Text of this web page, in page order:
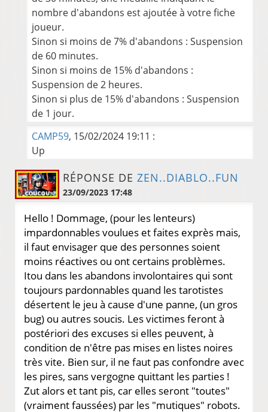
nombre d'abandons est ajoutée à votre fiche
joueur.
Sinon si moins de 7% d'abandons : Suspension
de 60 minutes.
Sinon si moins de 15% d'abandons :
Suspension de 2 heures.
Sinon si plus de 15% d'abandons : Suspension
de 1 jour.
CAMP59, 15/02/2024 19:11 :
Up
RÉPONSE DE ZEN..DIABLO..FUN
23/09/2023 17:48
Hello ! Dommage, (pour les lenteurs)
impardonnables voulues et faites exprès mais,
il faut envisager que des personnes soient
moins réactives ou ont certains problèmes.
Itou dans les abandons involontaires qui sont
toujours pardonnables quand les tarotistes
désertent le jeu à cause d'une panne, (un gros
bug) ou autres soucis. Les victimes feront à
postériori des excuses si elles peuvent, à
condition de n'être pas mises en listes noires
très vite. Bien sur, il ne faut pas confondre avec
les pires, sans vergogne quittant les parties !
Zut alors et tant pis, car elles seront "toutes"
(vraiment faussées) par les "mutiques" robots.